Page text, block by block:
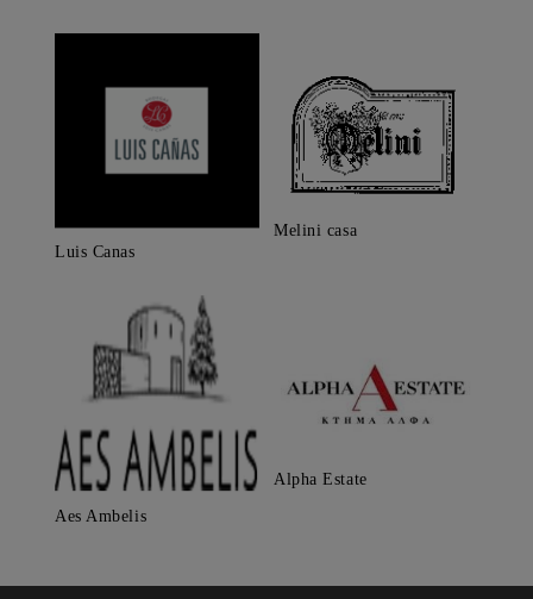
Luis Canas
Melini casa
Aes Ambelis
Alpha Estate